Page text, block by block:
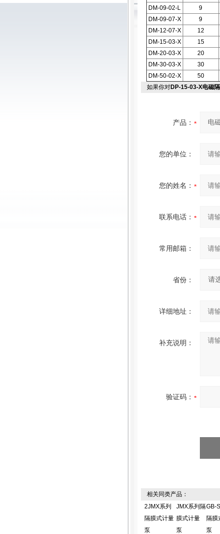
DM-09-02-L
9
DM-09-07-X
9
DM-12-07-X
12
DM-15-03-X
15
DM-20-03-X
20
DM-30-03-X
30
DM-50-02-X
50
如果你对DP-15-03-X电磁
产品：
您的单位：
您的姓名：
联系电话：
常用邮箱：
省份：
详细地址：
补充说明：
验证码：
相关同类产品：
2JMX系列
隔膜式计量
泵
JMX系列隔
膜式计量
泵
GB-
隔膜
泵